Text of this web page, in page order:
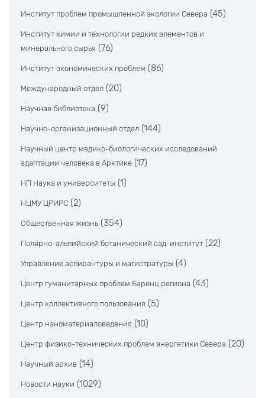
Институт проблем промышленной экологии Севера (45)
Институт химии и технологии редких элементов и
минерального сырья (76)
Институт экономических проблем (86)
Международный отдел (20)
Научная библиотека (9)
Научно-организационный отдел (144)
Научный центр медико-биологических исследований
адаптации человека в Арктике (17)
НП Наука и университеты (1)
НЦМУ ЦРИРС (2)
Общественная жизнь (354)
Полярно-альпийский ботанический сад-институт (22)
Управление аспирантуры и магистратуры (4)
Центр гуманитарных проблем Баренц региона (43)
Центр коллективного пользования (5)
Центр наноматериаловедения (10)
Центр физико-технических проблем энергетики Севера (20)
Научный архив (14)
Новости науки (1029)